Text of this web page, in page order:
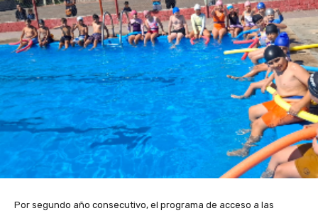
Por segundo año consecutivo, el programa de acceso a las